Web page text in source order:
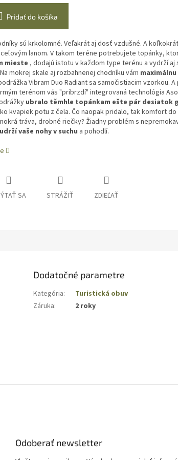
Pridať do košíka
sú krkolomné. Veľakrát aj dosť vzdušné. A
lanom. V takom teréne potrebujete topánky,
mieste, dodajú istotu v každom type terénu a vydrží
Na mokrej skale aj rozbahnenej chodníku vám maximálnu
Vibram Duo Radiant sa samočistiacim vzorkou.
terénom vás "pribrzdí" integrovaná technológia
ubralo těmhle topánkam ešte pár desiatok
kvapiek potu z čela. Čo naopak pridalo, tak komfort
tráva, drobné riečky? Žiadny problém s
udrží vaše nohy v suchu a pohodlí.
SA STRÁŽIŤ ZDIEĽAŤ
Dodatočné parametre
Kategória:
Turistická obuv
Záruka: 2 roky
Odoberať newsletter